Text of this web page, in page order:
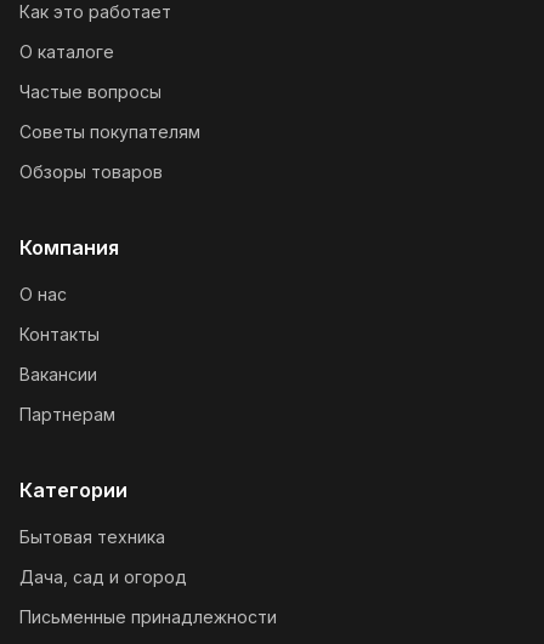
Как это работает
О каталоге
Частые вопросы
Советы покупателям
Обзоры товаров
Компания
О нас
Контакты
Вакансии
Партнерам
Категории
Бытовая техника
Дача, сад и огород
Письменные принадлежности